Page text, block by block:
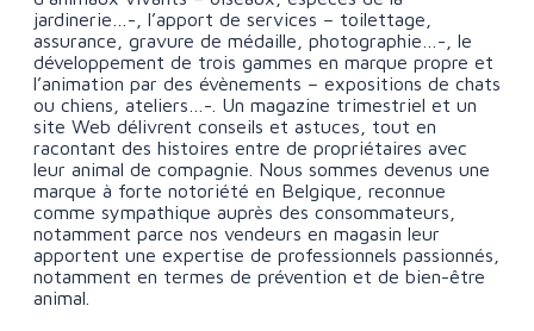
jardinerie…-, l’apport de services – toilettage,
assurance, gravure de médaille, photographie…-, le
développement de trois gammes en marque propre et
l’animation par des évènements – expositions de chats
ou chiens, ateliers…-. Un magazine trimestriel et un
site Web délivrent conseils et astuces, tout en
racontant des histoires entre de propriétaires avec
leur animal de compagnie. Nous sommes devenus une
marque à forte notoriété en Belgique, reconnue
comme sympathique auprès des consommateurs,
notamment parce nos vendeurs en magasin leur
apportent une expertise de professionnels passionnés,
notamment en termes de prévention et de bien-être
animal.